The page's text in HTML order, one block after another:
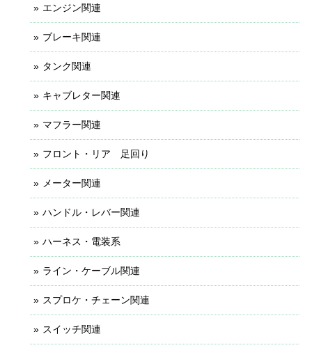
エンジン関連
ブレーキ関連
タンク関連
キャブレター関連
マフラー関連
フロント・リア 足回り
メーター関連
ハンドル・レバー関連
ハーネス・電装系
ライン・ケーブル関連
スプロケ・チェーン関連
スイッチ関連